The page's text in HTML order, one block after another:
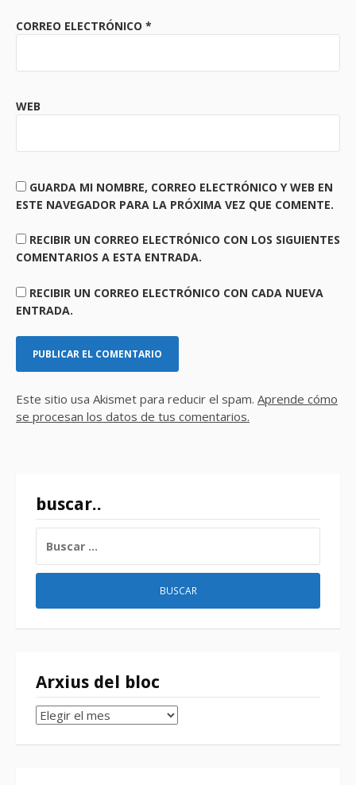
CORREO ELECTRÓNICO *
WEB
GUARDA MI NOMBRE, CORREO ELECTRÓNICO Y WEB EN
ESTE NAVEGADOR PARA LA PRÓXIMA VEZ QUE COMENTE.
RECIBIR UN CORREO ELECTRÓNICO CON LOS SIGUIENTES
COMENTARIOS A ESTA ENTRADA.
RECIBIR UN CORREO ELECTRÓNICO CON CADA NUEVA
ENTRADA.
Este sitio usa Akismet para reducir el spam. Aprende cómo
se procesan los datos de tus comentarios.
buscar..
Arxius del bloc
Arxius
bloc